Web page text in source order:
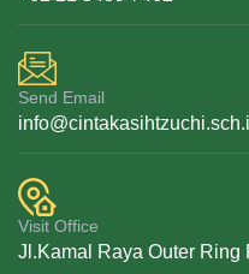
Send Email
Visit Office
Jl.Kamal Raya Outer Ring